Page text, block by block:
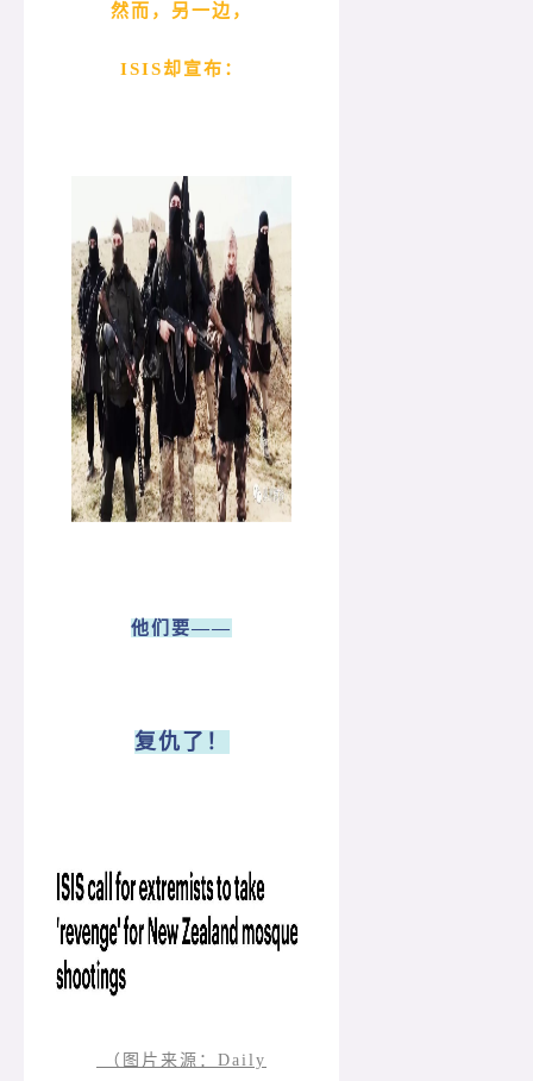
然而，另一边，
ISIS却宣布：
他们要——
复仇了！
（图片来源：Daily